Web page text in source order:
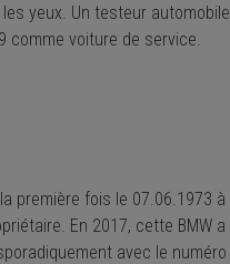
yeux. Un testeur
comme voiture de service.
première fois le 07.06.1973 à
En 2017, cette BMW
avec le